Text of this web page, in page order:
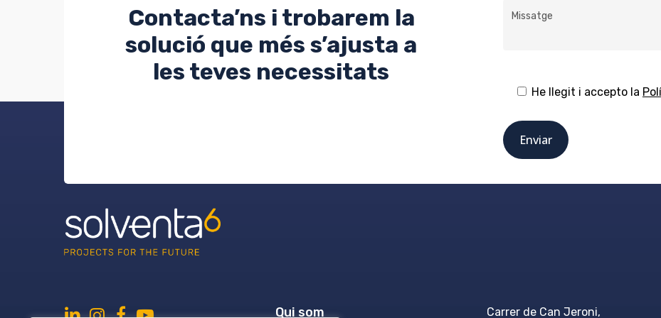
Contacta’ns i trobarem la
solució que més s’ajusta a
les teves necessitats
He llegit i accepto la
Qui som Carrer de Can Jeroni,